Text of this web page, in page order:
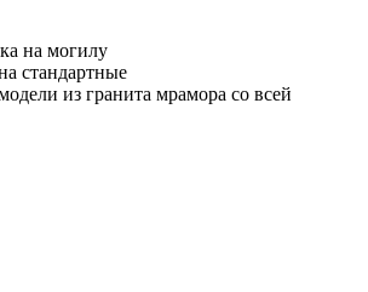
на могилу
стандартные
из гранита мрамора со всей